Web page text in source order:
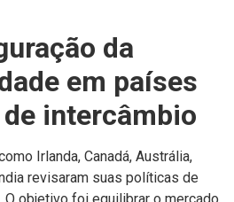
da
em países
intercâmbio
Irlanda, Canadá, Austrália,
revisaram suas políticas de